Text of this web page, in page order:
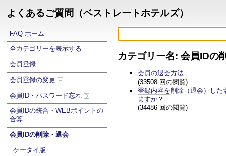
よくあるご質問（ベストレートホテルズ）
FAQ ホーム
全カテゴリーを表示する
会員登録
会員登録の変更
会員ID・パスワード忘れ
会員IDの統合・WEBポイントの
合算
会員IDの削除・退会
ケータイ版
カテゴリー名: 会員IDの
会員の退会方法
(33508 回の閲覧)
登録内容を削除（退会）し
ますか？
(34486 回の閲覧)